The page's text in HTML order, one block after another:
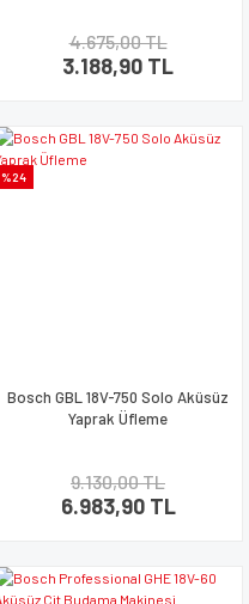
4.675,00 TL
3.188,90 TL
%24
Bosch GBL 18V-750 Solo Aküsüz
Yaprak Üfleme
9.130,00 TL
6.983,90 TL